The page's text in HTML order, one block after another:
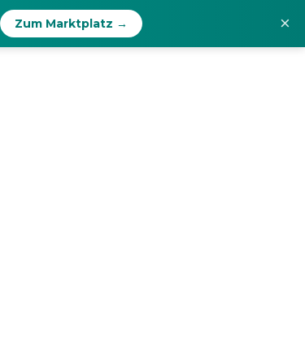
Zum Marktplatz → ×